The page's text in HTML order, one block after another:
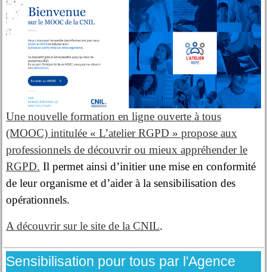
Une nouvelle formation en ligne ouverte à tous
(MOOC) intitulée « L’atelier RGPD » propose aux
professionnels de découvrir ou mieux appréhender le
RGPD. Il permet ainsi d’initier une mise en conformité
de leur organisme et d’aider à la sensibilisation des
opérationnels.
A découvrir sur le site de la CNIL.
Sensibilisation pour tous par l'Agence